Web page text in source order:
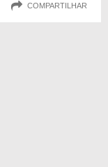
COMPARTILHAR